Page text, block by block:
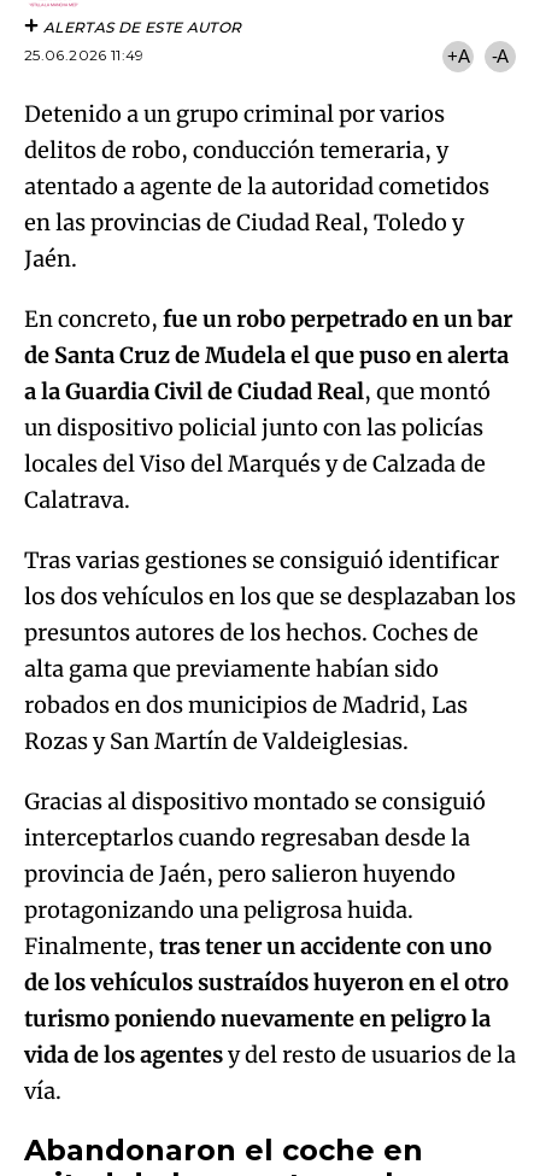
ALERTAS DE ESTE AUTOR
25.06.2026 11:49
+A -A
Detenido a un grupo criminal por varios
delitos de robo, conducción temeraria, y
atentado a agente de la autoridad cometidos
en las provincias de Ciudad Real, Toledo y
Jaén.
En concreto, fue un robo perpetrado en un bar
de Santa Cruz de Mudela el que puso en alerta
a la Guardia Civil de Ciudad Real, que montó
un dispositivo policial junto con las policías
locales del Viso del Marqués y de Calzada de
Calatrava.
Tras varias gestiones se consiguió identificar
los dos vehículos en los que se desplazaban los
presuntos autores de los hechos. Coches de
alta gama que previamente habían sido
robados en dos municipios de Madrid, Las
Rozas y San Martín de Valdeiglesias.
Gracias al dispositivo montado se consiguió
interceptarlos cuando regresaban desde la
provincia de Jaén, pero salieron huyendo
protagonizando una peligrosa huida.
Finalmente, tras tener un accidente con uno
de los vehículos sustraídos huyeron en el otro
turismo poniendo nuevamente en peligro la
vida de los agentesy del resto de usuarios de la
vía.
Abandonaron el coche en